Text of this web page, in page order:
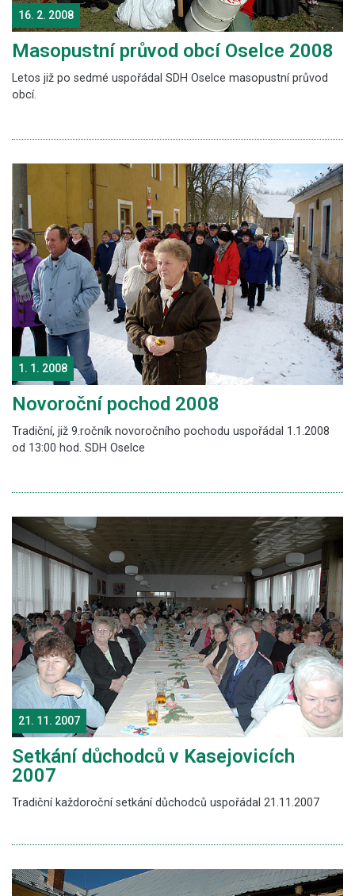
16. 2. 2008
Masopustní průvod obcí Oselce 2008
Letos již po sedmé uspořádal SDH Oselce masopustní průvod
obcí.
1. 1. 2008
Novoroční pochod 2008
Tradiční, již 9.ročník novoročního pochodu uspořádal 1.1.2008
od 13:00 hod. SDH Oselce
21. 11. 2007
Setkání důchodců v Kasejovicích
2007
Tradiční každoroční setkání důchodců uspořádal 21.11.2007